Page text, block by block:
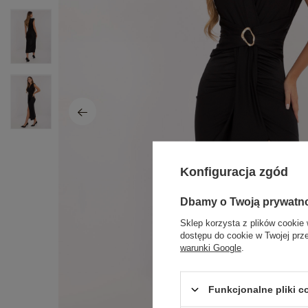
Konfiguracja zgód
Dbamy o Twoją
Sklep korzysta z plików cookie
dostępu do cookie w Twojej
warunki Google
Funkcjonalne pliki